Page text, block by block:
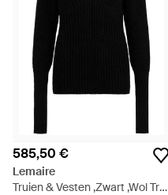
585,50 €
Lemaire
Truien & Vesten ,Zwart ,Wol Trui